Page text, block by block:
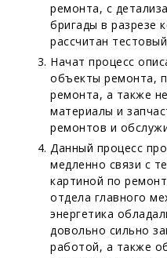
ремонта, с
бригады в разрезе
рассчитан
Начат процесс
объекты ремонта,
ремонта, а также
материалы и
ремонтов и
Данный процесс
медленно связи с
картиной по
отдела главного
энергетика
довольно сильно
работой, а также